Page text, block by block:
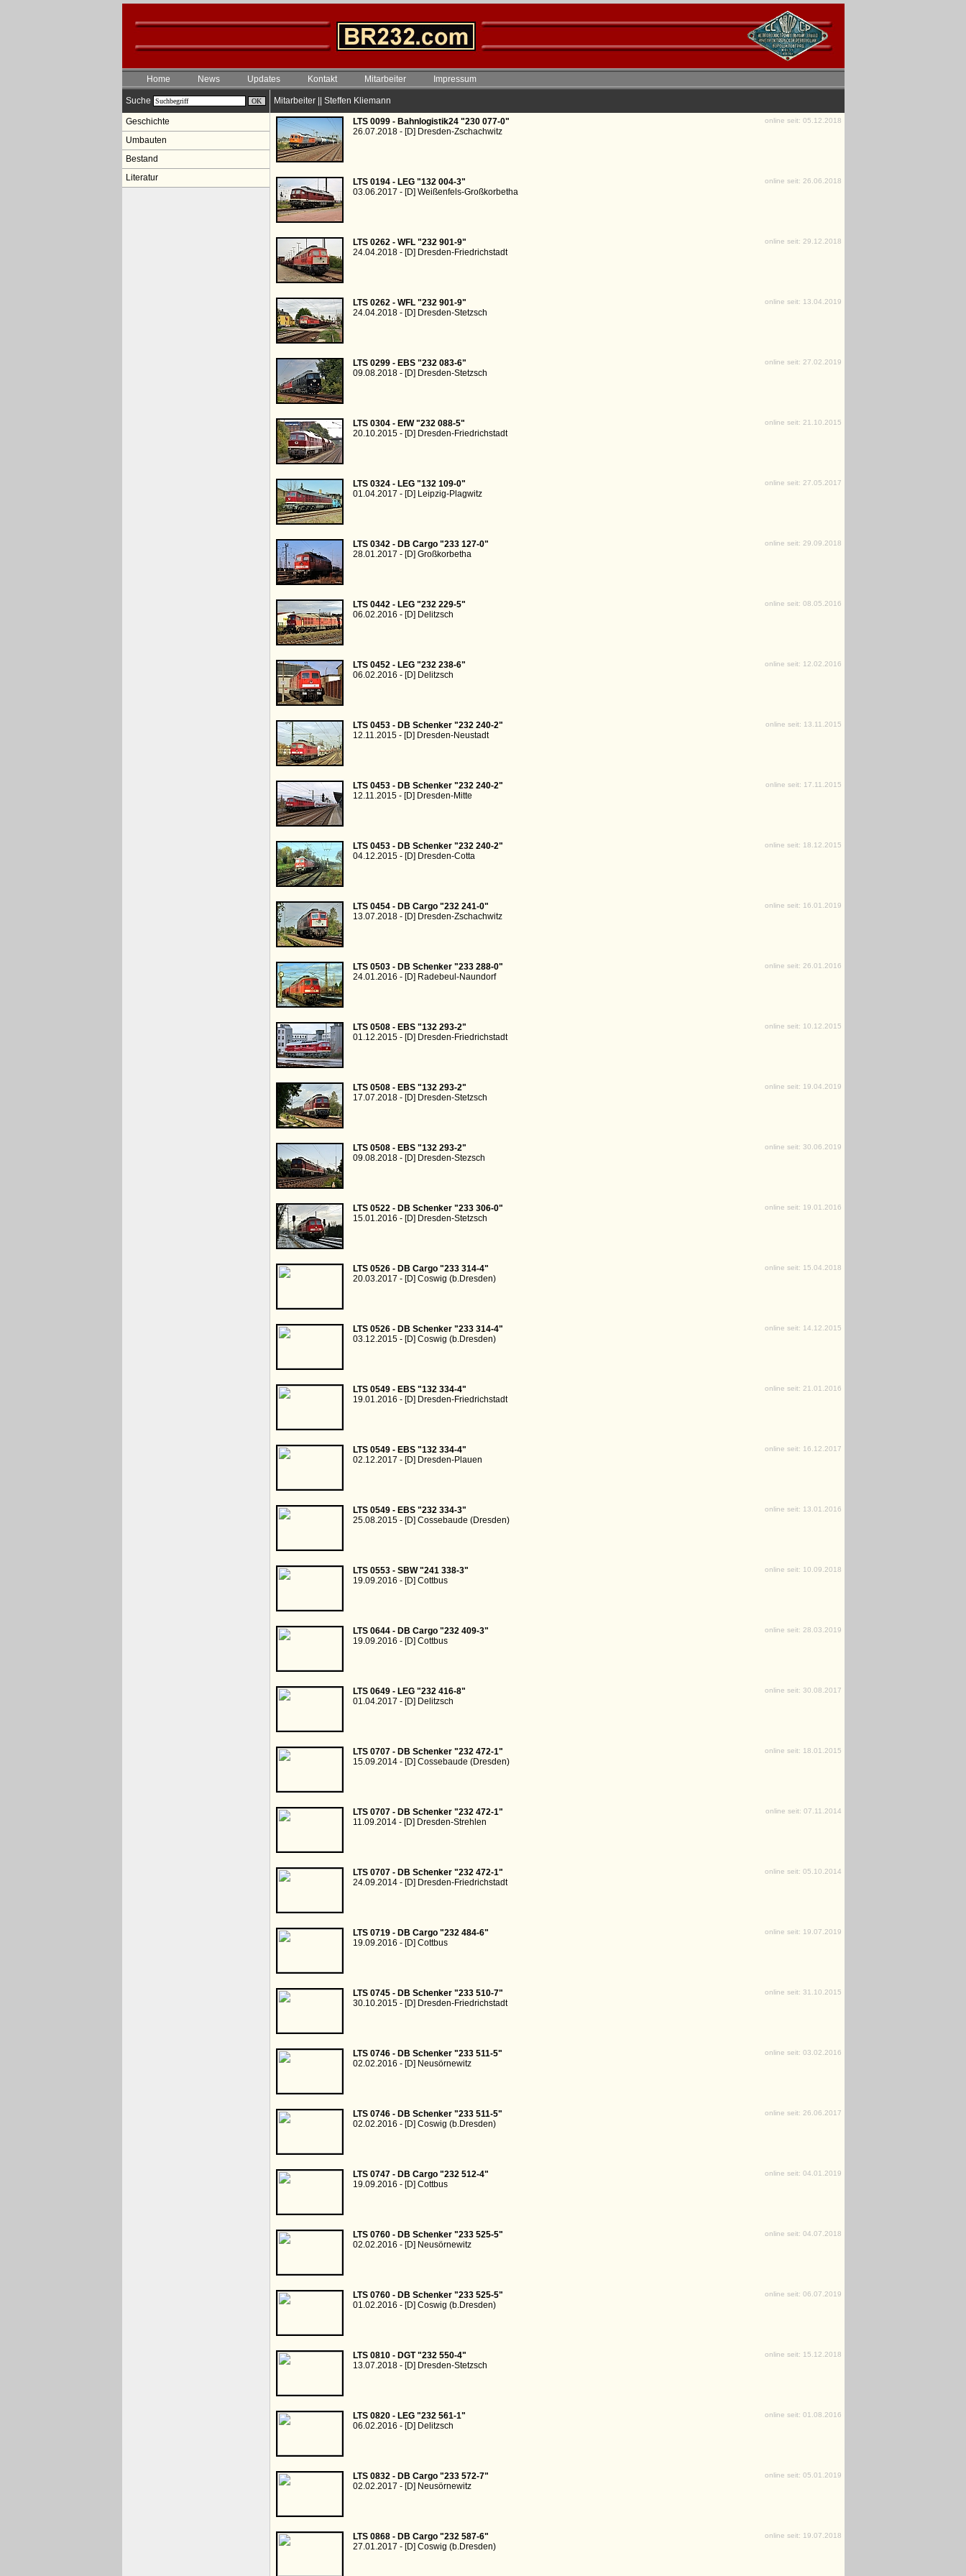
Home News Updates Kontakt Mitarbeiter Impressum
Suche
Geschichte
Umbauten
Bestand
Literatur
Mitarbeiter || Steffen Kliemann
LTS 0099 - Bahnlogistik24 "230 077-0" online seit: 05.12.2018
26.07.2018 - [D] Dresden-Zschachwitz
LTS 0194 - LEG "132 004-3" online seit: 26.06.2018
03.06.2017 - [D] Weißenfels-Großkorbetha
LTS 0262 - WFL "232 901-9" online seit: 29.12.2018
24.04.2018 - [D] Dresden-Friedrichstadt
LTS 0262 - WFL "232 901-9" online seit: 13.04.2019
24.04.2018 - [D] Dresden-Stetzsch
LTS 0299 - EBS "232 083-6" online seit: 27.02.2019
09.08.2018 - [D] Dresden-Stetzsch
LTS 0304 - EfW "232 088-5" online seit: 21.10.2015
20.10.2015 - [D] Dresden-Friedrichstadt
LTS 0324 - LEG "132 109-0" online seit: 27.05.2017
01.04.2017 - [D] Leipzig-Plagwitz
LTS 0342 - DB Cargo "233 127-0" online seit: 29.09.2018
28.01.2017 - [D] Großkorbetha
LTS 0442 - LEG "232 229-5" online seit: 08.05.2016
06.02.2016 - [D] Delitzsch
LTS 0452 - LEG "232 238-6" online seit: 12.02.2016
06.02.2016 - [D] Delitzsch
LTS 0453 - DB Schenker "232 240-2" online seit: 13.11.2015
12.11.2015 - [D] Dresden-Neustadt
LTS 0453 - DB Schenker "232 240-2" online seit: 17.11.2015
12.11.2015 - [D] Dresden-Mitte
LTS 0453 - DB Schenker "232 240-2" online seit: 18.12.2015
04.12.2015 - [D] Dresden-Cotta
LTS 0454 - DB Cargo "232 241-0" online seit: 16.01.2019
13.07.2018 - [D] Dresden-Zschachwitz
LTS 0503 - DB Schenker "233 288-0" online seit: 26.01.2016
24.01.2016 - [D] Radebeul-Naundorf
LTS 0508 - EBS "132 293-2" online seit: 10.12.2015
01.12.2015 - [D] Dresden-Friedrichstadt
LTS 0508 - EBS "132 293-2" online seit: 19.04.2019
17.07.2018 - [D] Dresden-Stetzsch
LTS 0508 - EBS "132 293-2" online seit: 30.06.2019
09.08.2018 - [D] Dresden-Stezsch
LTS 0522 - DB Schenker "233 306-0" online seit: 19.01.2016
15.01.2016 - [D] Dresden-Stetzsch
LTS 0526 - DB Cargo "233 314-4" online seit: 15.04.2018
20.03.2017 - [D] Coswig (b.Dresden)
LTS 0526 - DB Schenker "233 314-4" online seit: 14.12.2015
03.12.2015 - [D] Coswig (b.Dresden)
LTS 0549 - EBS "132 334-4" online seit: 21.01.2016
19.01.2016 - [D] Dresden-Friedrichstadt
LTS 0549 - EBS "132 334-4" online seit: 16.12.2017
02.12.2017 - [D] Dresden-Plauen
LTS 0549 - EBS "232 334-3" online seit: 13.01.2016
25.08.2015 - [D] Cossebaude (Dresden)
LTS 0553 - SBW "241 338-3" online seit: 10.09.2018
19.09.2016 - [D] Cottbus
LTS 0644 - DB Cargo "232 409-3" online seit: 28.03.2019
19.09.2016 - [D] Cottbus
LTS 0649 - LEG "232 416-8" online seit: 30.08.2017
01.04.2017 - [D] Delitzsch
LTS 0707 - DB Schenker "232 472-1" online seit: 18.01.2015
15.09.2014 - [D] Cossebaude (Dresden)
LTS 0707 - DB Schenker "232 472-1" online seit: 07.11.2014
11.09.2014 - [D] Dresden-Strehlen
LTS 0707 - DB Schenker "232 472-1" online seit: 05.10.2014
24.09.2014 - [D] Dresden-Friedrichstadt
LTS 0719 - DB Cargo "232 484-6" online seit: 19.07.2019
19.09.2016 - [D] Cottbus
LTS 0745 - DB Schenker "233 510-7" online seit: 31.10.2015
30.10.2015 - [D] Dresden-Friedrichstadt
LTS 0746 - DB Schenker "233 511-5" online seit: 03.02.2016
02.02.2016 - [D] Neusörnewitz
LTS 0746 - DB Schenker "233 511-5" online seit: 26.06.2017
02.02.2016 - [D] Coswig (b.Dresden)
LTS 0747 - DB Cargo "232 512-4" online seit: 04.01.2019
19.09.2016 - [D] Cottbus
LTS 0760 - DB Schenker "233 525-5" online seit: 04.07.2018
02.02.2016 - [D] Neusörnewitz
LTS 0760 - DB Schenker "233 525-5" online seit: 06.07.2019
01.02.2016 - [D] Coswig (b.Dresden)
LTS 0810 - DGT "232 550-4" online seit: 15.12.2018
13.07.2018 - [D] Dresden-Stetzsch
LTS 0820 - LEG "232 561-1" online seit: 01.08.2016
06.02.2016 - [D] Delitzsch
LTS 0832 - DB Cargo "233 572-7" online seit: 05.01.2019
02.02.2017 - [D] Neusörnewitz
LTS 0868 - DB Cargo "232 587-6" online seit: 19.07.2018
27.01.2017 - [D] Coswig (b.Dresden)